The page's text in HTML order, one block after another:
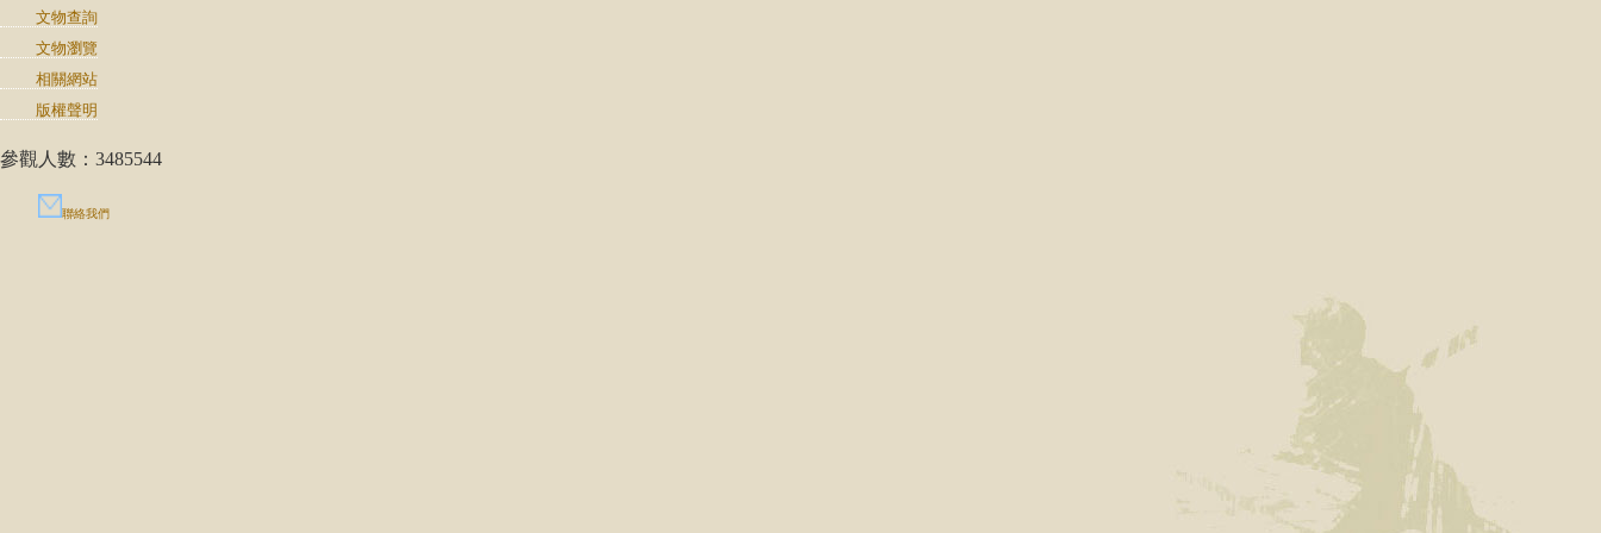
文物查詢
文物瀏覽
相關網站
版權聲明
參觀人數：3485544
聯絡我們